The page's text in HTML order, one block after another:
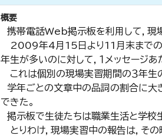
概要
携帯電話Web掲示板を利用して，現
2009年4月15日より11月末までの
年生が多いのに対して，１メッセージあ
これは個別の現場実習期間の３年生
学年ごとの文章中の品詞の割合に大
できた。
掲示板で生徒たちは職業生活と学校生
とりわけ，現場実習中の報告は，その